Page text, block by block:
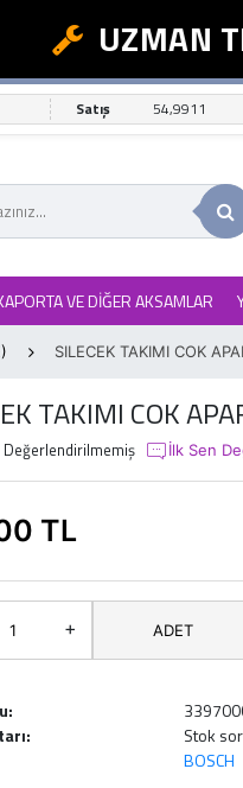
UZMAN
Satış 54,9911
VE DİĞER AKSAMLAR
SILECEK TAKIMI COK
TAKIMI COK
İlk Sen
TL
+ ADET
Stok
BOSCH